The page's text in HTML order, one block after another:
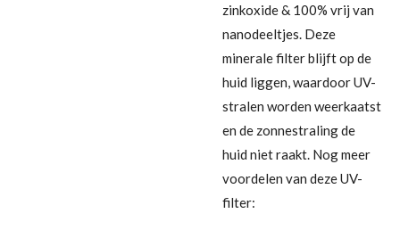
zinkoxide & 100% vrij van
nanodeeltjes. Deze
minerale filter blijft op de
huid liggen, waardoor UV-
stralen worden weerkaatst
en de zonnestraling de
huid niet raakt. Nog meer
voordelen van deze UV-
filter: